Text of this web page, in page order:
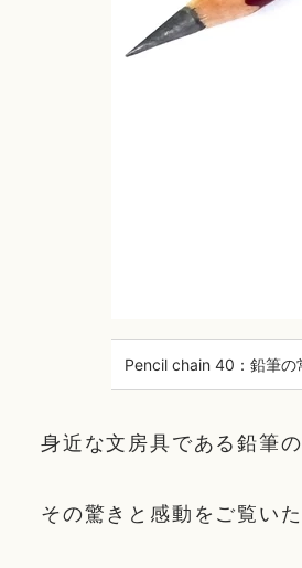
Pencil chain 40：鉛筆の
身近な文房具である鉛筆
その驚きと感動をご覧いた